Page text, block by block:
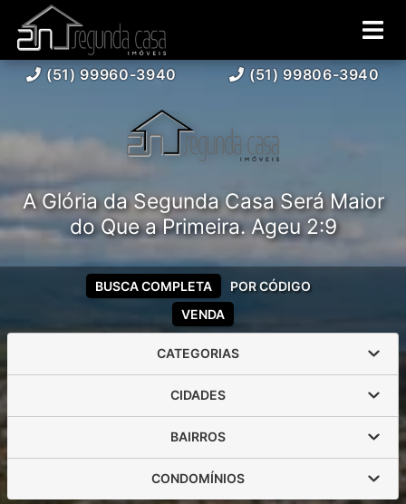
(51) 99960-3940 (51) 99806-3940
A Glória da Segunda Casa Será Maior
do Que a Primeira. Ageu 2:9
VENDA
BUSCA COMPLETA POR CÓDIGO
CATEGORIAS
CIDADES
BAIRROS
CONDOMÍNIOS